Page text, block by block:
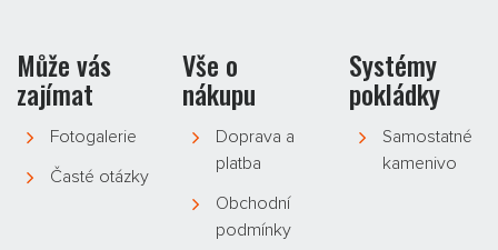
Může vás
zajímat
Fotogalerie
Časté otázky
Vše o
nákupu
Doprava a
platba
Obchodní
podmínky
Systémy
pokládky
Samostatné
kamenivo